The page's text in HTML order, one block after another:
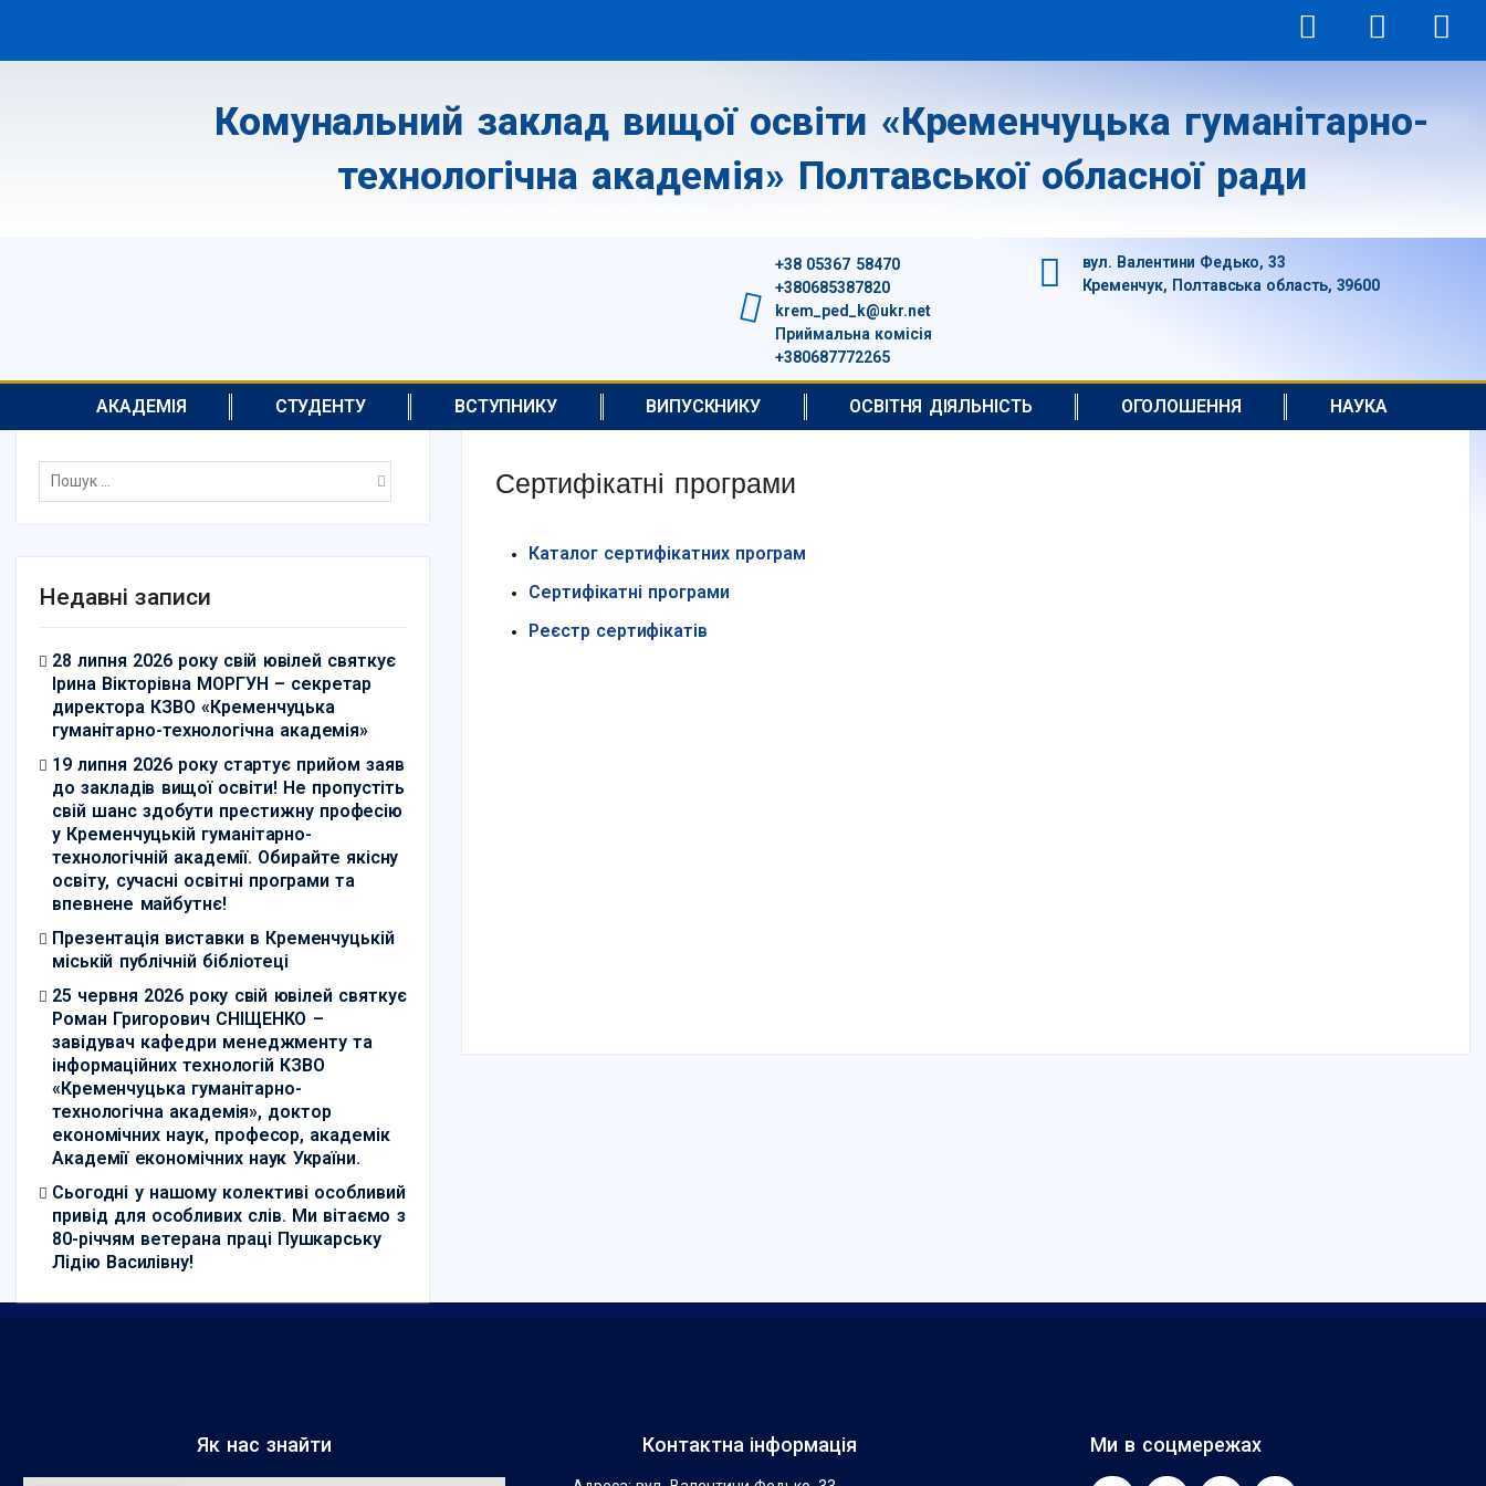
Комунальний заклад вищої освіти «Кременчуцька гуманітарно-
технологічна академія» Полтавської обласної ради
+38 05367 58470
+380685387820
krem_ped_k@ukr.net
Приймальна комісія
+380687772265
вул. Валентини Федько, 33
Кременчук, Полтавська область, 39600
АКАДЕМІЯ СТУДЕНТУ ВСТУПНИКУ ВИПУСКНИКУ ОСВІТНЯ ДІЯЛЬНІСТЬ ОГОЛОШЕННЯ НАУКА
Сертифікатні програми
Каталог сертифікатних програм
Сертифікатні програми
Реєстр сертифікатів
Недавні записи
28 липня 2026 року свій ювілей святкує
Ірина Вікторівна МОРГУН – секретар
директора КЗВО «Кременчуцька
гуманітарно-технологічна академія»
19 липня 2026 року стартує прийом заяв
до закладів вищої освіти! Не пропустіть
свій шанс здобути престижну професію
у Кременчуцькій гуманітарно-
технологічній академії. Обирайте якісну
освіту, сучасні освітні програми та
впевнене майбутнє!
Презентація виставки в Кременчуцькій
міській публічній бібліотеці
25 червня 2026 року свій ювілей святкує
Роман Григорович СНІЩЕНКО –
завідувач кафедри менеджменту та
інформаційних технологій КЗВО
«Кременчуцька гуманітарно-
технологічна академія», доктор
економічних наук, професор, академік
Академії економічних наук України.
Сьогодні у нашому колективі особливий
привід для особливих слів. Ми вітаємо з
80-річчям ветерана праці Пушкарську
Лідію Василівну!
Як нас знайти Контактна інформація Ми в соцмережах